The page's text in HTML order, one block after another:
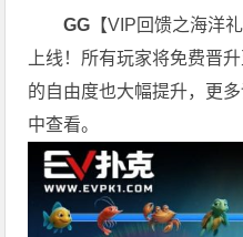
GG 【VIP回馈之海洋
上线！所有玩家将免费晋
的自由度也大幅提升，更
中查看。